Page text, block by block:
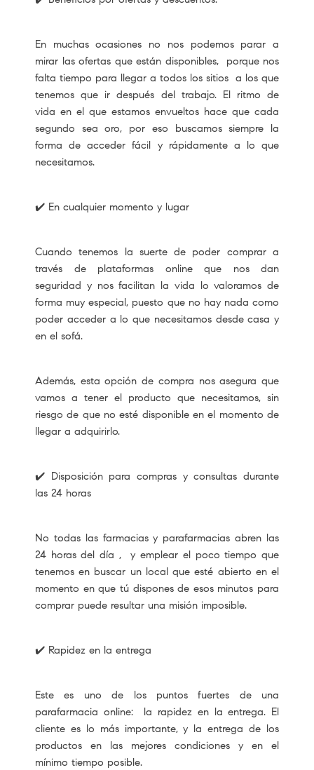
En muchas ocasiones no nos podemos parar a
mirar las ofertas que están disponibles, porque nos
falta tiempo para llegar a todos los sitios a los que
tenemos que ir después del trabajo. El ritmo de
vida en el que estamos envueltos hace que cada
segundo sea oro, por eso buscamos siempre la
forma de acceder fácil y rápidamente a lo que
necesitamos.
✔️ En cualquier momento y lugar
Cuando tenemos la suerte de poder comprar a
través de plataformas online que nos dan
seguridad y nos facilitan la vida lo valoramos de
forma muy especial, puesto que no hay nada como
poder acceder a lo que necesitamos desde casa y
en el sofá.
Además, esta opción de compra nos asegura que
vamos a tener el producto que necesitamos, sin
riesgo de que no esté disponible en el momento de
llegar a adquirirlo.
✔️ Disposición para compras y consultas durante
las 24 horas
No todas las farmacias y parafarmacias abren las
24 horas del día , y emplear el poco tiempo que
tenemos en buscar un local que esté abierto en el
momento en que tú dispones de esos minutos para
comprar puede resultar una misión imposible.
✔️ Rapidez en la entrega
Este es uno de los puntos fuertes de una
parafarmacia online: la rapidez en la entrega. El
cliente es lo más importante, y la entrega de los
productos en las mejores condiciones y en el
mínimo tiempo posible.